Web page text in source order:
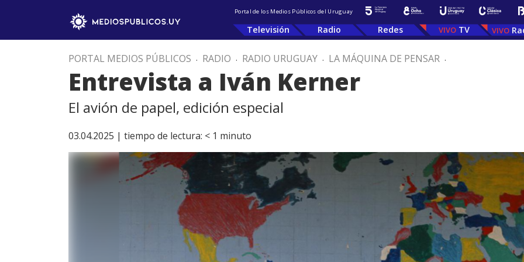
Portal de los Medios Públicos del Uruguay
Televisión Radio Redes TV
PORTAL MEDIOS PÚBLICOS . RADIO . RADIO URUGUAY . LA MÁQUINA DE PENSAR .
Entrevista a Iván Kerner
El avión de papel, edición especial
03.04.2025 | tiempo de lectura: < 1 minuto